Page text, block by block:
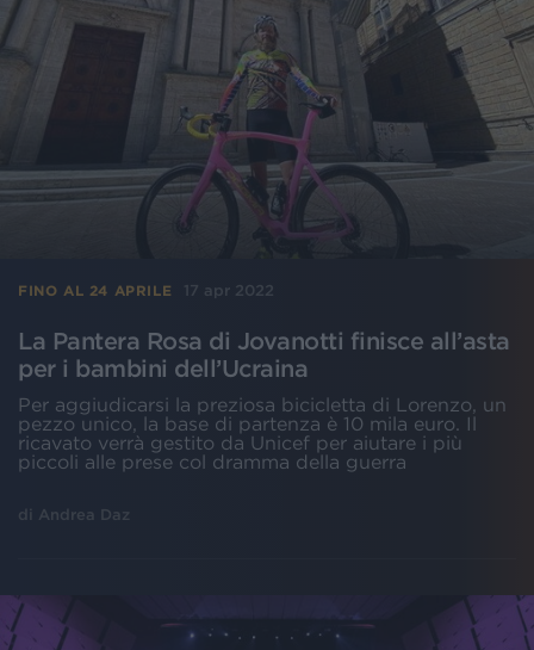
FINO AL 24 APRILE 17 apr 2022
La Pantera Rosa di Jovanotti finisce all’asta
per i bambini dell’Ucraina
Per aggiudicarsi la preziosa bicicletta di Lorenzo, un
pezzo unico, la base di partenza è 10 mila euro. Il
ricavato verrà gestito da Unicef per aiutare i più
piccoli alle prese col dramma della guerra
di Andrea Daz